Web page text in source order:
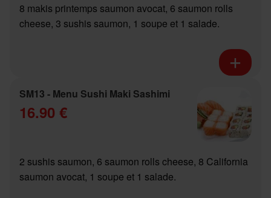
8 makis printemps saumon avocat, 6 saumon rolls
cheese, 3 sushis saumon, 1 soupe et 1 salade.
SM13 - Menu Sushi Maki Sashimi
16.90 €
2 sushis saumon, 6 saumon rolls cheese, 8 California
saumon avocat, 1 soupe et 1 salade.